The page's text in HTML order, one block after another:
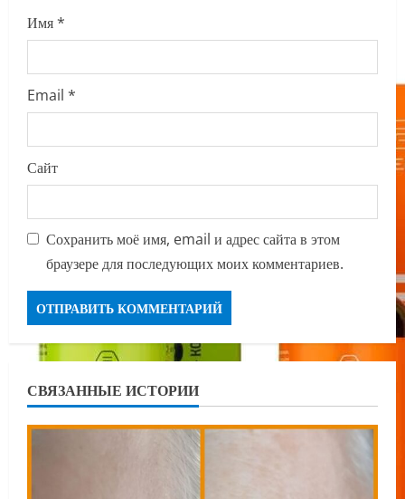
Имя*
Email *
Сайт
Сохранить моё имя, email и адрес сайта в этом
браузере для последующих моих комментариев.
СВЯЗАННЫЕ ИСТОРИИ